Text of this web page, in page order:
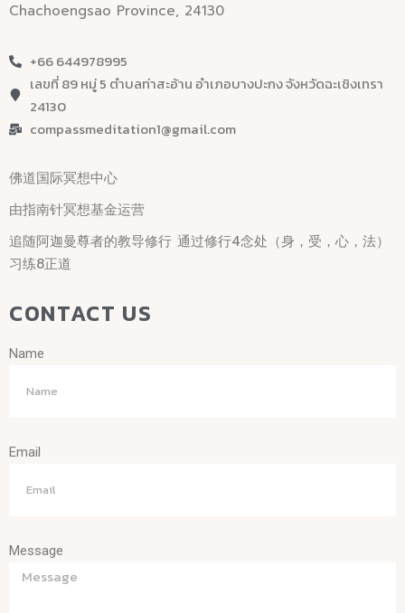
Chachoengsao Province, 24130
+66 644978995
เลขที่ 89 หมู่ 5 ตำบลท่าสะอ้าน อำเภอบางปะกง จังหวัดฉะเชิงเทรา
24130
compassmeditation1@gmail.com
佛道国际冥想中心
由指南针冥想基金运营
追随阿迦曼尊者的教导修行 通过修行4念处（身，受，心，法）
习练8正道
CONTACT US
Name
Email
Message